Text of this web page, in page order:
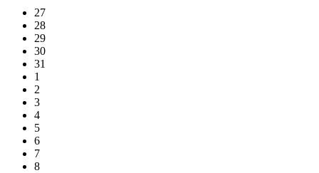
27
28
29
30
31
1
2
3
4
5
6
7
8